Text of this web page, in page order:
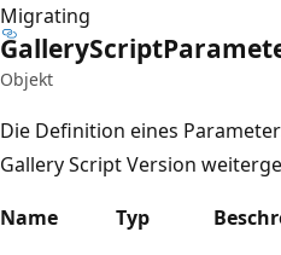
Migrating
GalleryScript
Objekt
Die Definition eines
Gallery Script Version
Name
Typ